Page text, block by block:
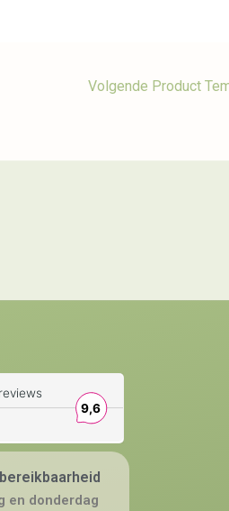
Volgende Product
en donderdag